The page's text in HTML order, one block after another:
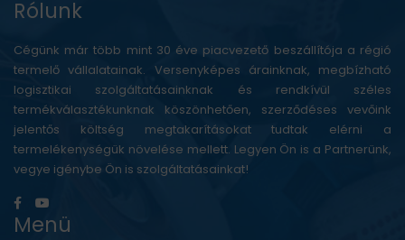
Rólunk
Cégünk már több mint 30 éve piacvezető beszállítója a régió
termelő vállalatainak. Versenyképes árainknak, megbízható
logisztikai szolgáltatásainknak és rendkívül széles
termékválasztékunknak köszönhetően, szerződéses vevőink
jelentős költség megtakarításokat tudtak elérni a
termelékenységük növelése mellett. Legyen Ön is a Partnerünk,
vegye igénybe Ön is szolgáltatásainkat!
Menü